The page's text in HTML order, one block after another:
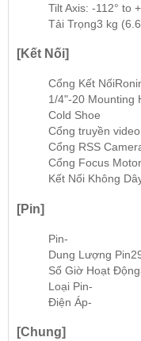
Tilt Axis: -112° to
Tải Trọng3 kg
[Kết Nối]
Cổng Kết Nối
1/4"-20 Mounting
Cold Shoe
Cổng truyền
Cổng RSS
Cổng Focus
Kết Nối Không
[Pin]
Pin-
Dung Lượng Pin
Số Giờ Hoạt Động
Loại Pin-
Điện Áp-
[Chung]